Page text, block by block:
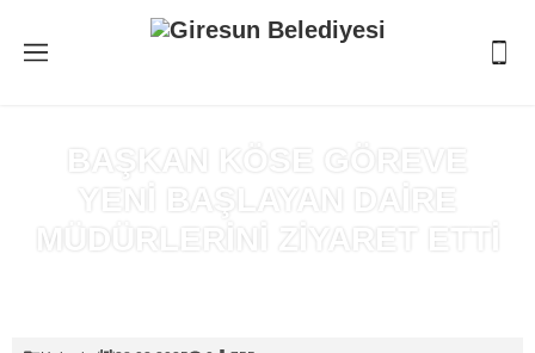
BAŞKAN KÖSE GÖREVE
YENİ BAŞLAYAN DAİRE
MÜDÜRLERİNİ ZİYARET ETTİ